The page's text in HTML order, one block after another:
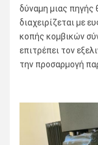
δύναμη μιας πηγής
διαχειρίζεται με
κοπής κομβικών
επιτρέπει τον
την προσαρμογή